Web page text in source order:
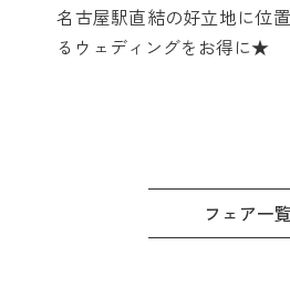
名古屋駅直結の好立地に位
るウェディングをお得に★
フェア一